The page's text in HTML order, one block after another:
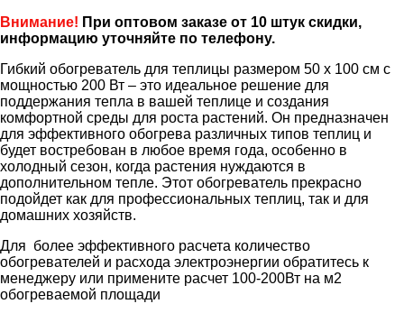
Внимание! При оптовом заказе от 10 штук скидки,
информацию уточняйте по телефону.
Гибкий обогреватель для теплицы размером 50 х 100 см с
мощностью 200 Вт – это идеальное решение для
поддержания тепла в вашей теплице и создания
комфортной среды для роста растений. Он предназначен
для эффективного обогрева различных типов теплиц и
будет востребован в любое время года, особенно в
холодный сезон, когда растения нуждаются в
дополнительном тепле. Этот обогреватель прекрасно
подойдет как для профессиональных теплиц, так и для
домашних хозяйств.
Для более эффективного расчета количество
обогревателей и расхода электроэнергии обратитесь к
менеджеру или примените расчет 100-200Вт на м2
обогреваемой площади